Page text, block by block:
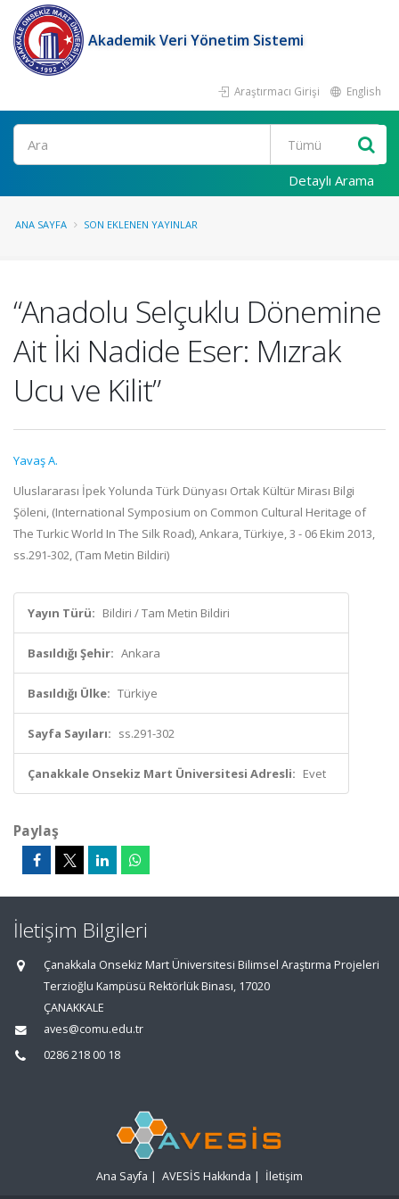
Akademik Veri Yönetim Sistemi
Araştırmacı Girişi English
Ara
Detaylı Arama
ANA SAYFA SON EKLENEN YAYINLAR
“Anadolu Selçuklu Dönemine
Ait İki Nadide Eser: Mızrak
Ucu ve Kilit”
Yavaş A.
Uluslararası İpek Yolunda Türk Dünyası Ortak Kültür Mirası Bilgi
Şöleni, (International Symposium on Common Cultural Heritage of
The Turkic World In The Silk Road), Ankara, Türkiye, 3 - 06 Ekim 2013,
ss.291-302, (Tam Metin Bildiri)
Yayın Türü: Bildiri / Tam Metin Bildiri
Basıldığı Şehir: Ankara
Basıldığı Ülke: Türkiye
Sayfa Sayıları: ss.291-302
Çanakkale Onsekiz Mart Üniversitesi Adresli: Evet
Paylaş
İletişim Bilgileri
Çanakkala Onsekiz Mart Üniversitesi Bilimsel Araştırma Projeleri
Terzioğlu Kampüsü Rektörlük Binası, 17020
ÇANAKKALE
aves@comu.edu.tr
0286 218 00 18
Ana Sayfa | AVESİS Hakkında | İletişim